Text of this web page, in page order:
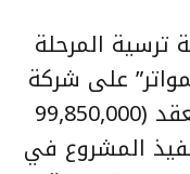
ترسية المرحلة
على شركة
إنشاء للمقاولات، وتبلغ قيمة العقد (99,850,000
المشروع في